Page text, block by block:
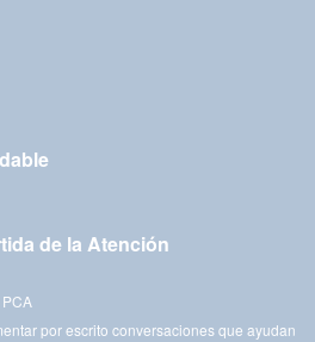
de la Atención
por escrito conversaciones que ayudan